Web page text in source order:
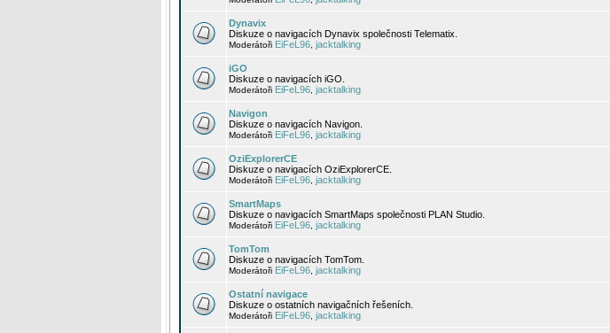
Dynavix
Diskuze o navigacích Dynavix společnosti Telematix.
Moderátoři EiFeL96 jacktalking
iGO
Diskuze o navigacích iGO.
Moderátoři EiFeL96 jacktalking
Navigon
Diskuze o navigacích Navigon.
Moderátoři EiFeL96 jacktalking
OziExplorerCE
Diskuze o navigacích OziExplorerCE.
Moderátoři EiFeL96 jacktalking
SmartMaps
Diskuze o navigacích SmartMaps společnosti PLAN Studio.
Moderátoři EiFeL96 jacktalking
TomTom
Diskuze o navigacích TomTom.
Moderátoři EiFeL96 jacktalking
Ostatní navigace
Diskuze o ostatních navigačních řešeních.
Moderátoři EiFeL96 jacktalking